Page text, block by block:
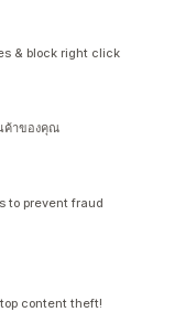
& block right click
ค้าของคุณ
to prevent fraud
content theft!